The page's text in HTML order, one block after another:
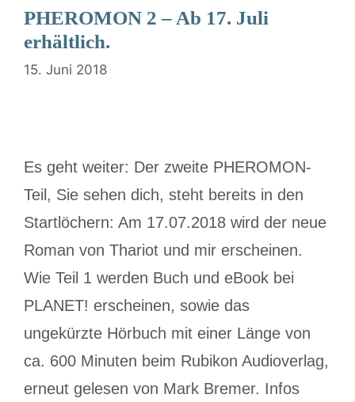
PHEROMON 2 – Ab 17. Juli
erhältlich.
15. Juni 2018
Es geht weiter: Der zweite PHEROMON-
Teil, Sie sehen dich, steht bereits in den
Startlöchern: Am 17.07.2018 wird der neue
Roman von Thariot und mir erscheinen.
Wie Teil 1 werden Buch und eBook bei
PLANET! erscheinen, sowie das
ungekürzte Hörbuch mit einer Länge von
ca. 600 Minuten beim Rubikon Audioverlag,
erneut gelesen von Mark Bremer. Infos